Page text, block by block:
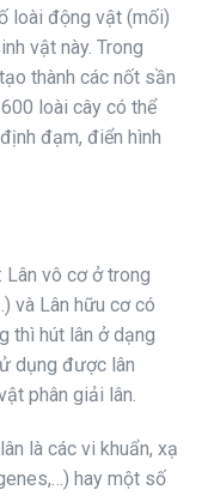
loài động vật (mối)
vật này. Trong
thành các nốt sần
loài cây có thể
đạm, điển hình
Lân vô cơ ở trong
và Lân hữu cơ có
thì hút lân ở dạng
dụng được lân
phân giải lân.
là các vi khuẩn, xạ
hay một số